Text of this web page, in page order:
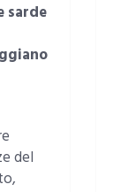
sarde
del